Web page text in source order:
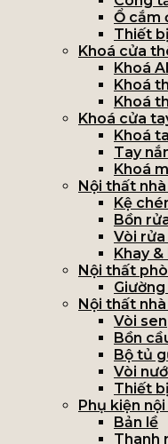
Ổ cắm
Thiết
Khoá cửa
Khoá
Khoá
Khoá
Khoá cửa
Khoá
Tay
Khoá
Nội thất
Kệ
Bồn
Vòi
Khay
Nội thất
Nội thất
Vòi sen
Bồn
Bộ tủ
Vòi
Thiết
Phụ kiện
Bản lề
Thanh